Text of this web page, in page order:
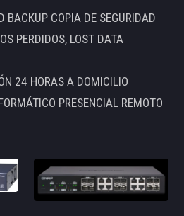
BACKUP COPIA DE SEGURIDAD
PERDIDOS, LOST DATA
24 HORAS A DOMICILIO
PRESENCIAL REMOTO